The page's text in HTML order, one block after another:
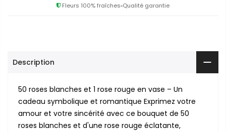
Fleurs 100% fraîches Qualité garantie
Description
50 roses blanches et 1 rose rouge en vase – Un
cadeau symbolique et romantique Exprimez votre
amour et votre sincérité avec ce bouquet de 50
roses blanches et d'une rose rouge éclatante,